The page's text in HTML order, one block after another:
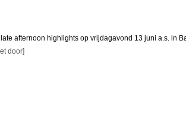
afternoon highlights op vrijdagavond 13 juni a.s. in
door]